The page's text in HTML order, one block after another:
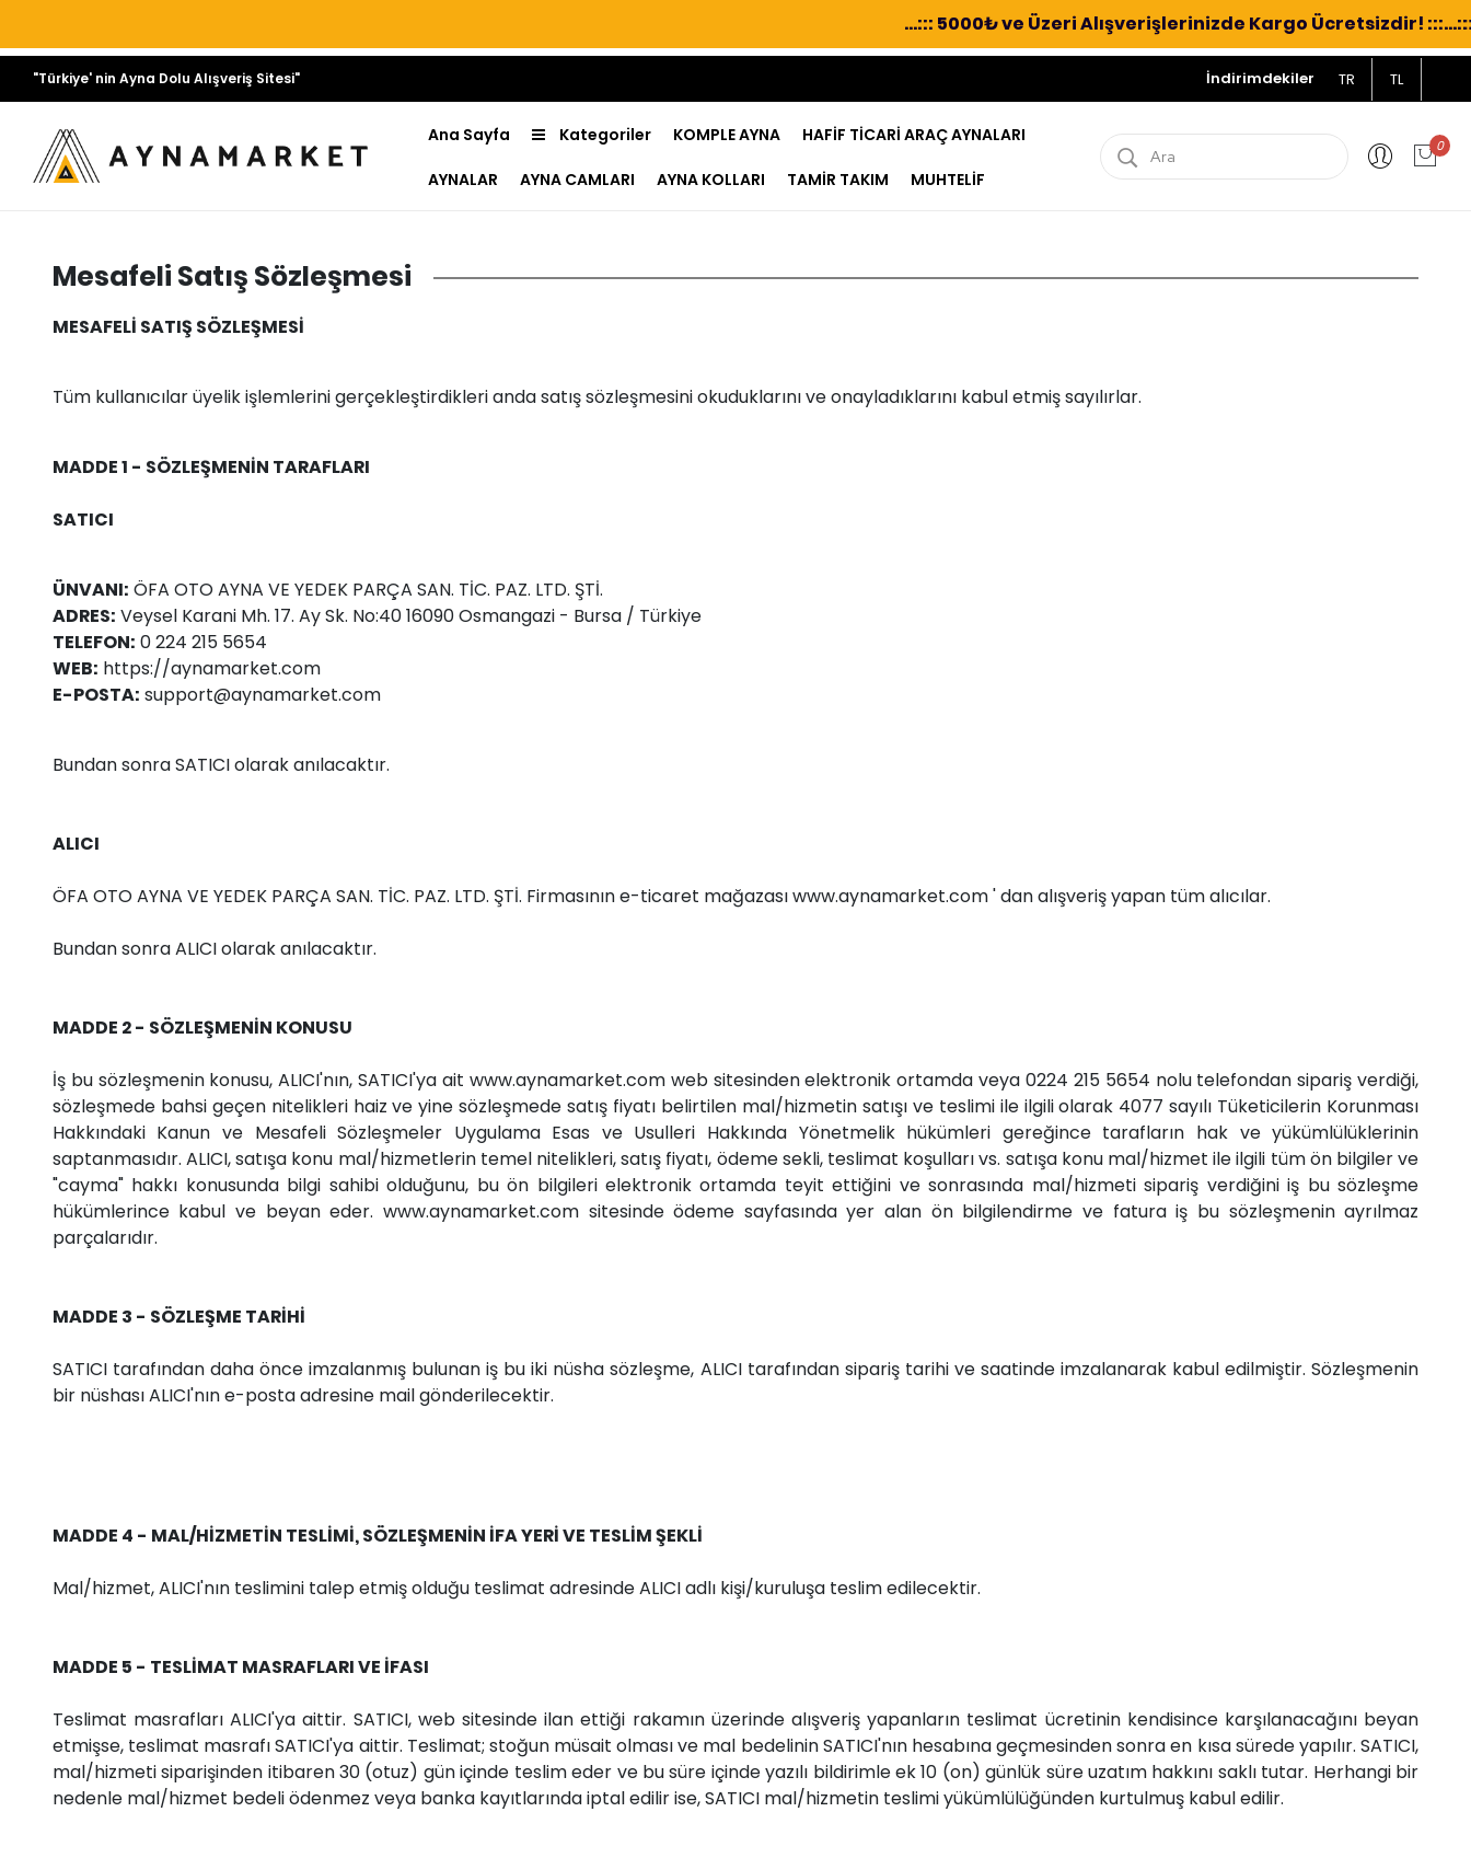
...::: 5000₺ ve Üzeri Alışverişlerinizde Kargo Ücretsizdir! :::...::: Ai
"Türkiye' nin Ayna Dolu Alışveriş Sitesi" TL
TR
İndirimdekiler
Ana Sayfa Kategoriler KOMPLE AYNA HAFİF TİCARİ ARAÇ AYNALARI
AYNALAR AYNA CAMLARI AYNA KOLLARI TAMİR TAKIM MUHTELİF
0
Mesafeli Satış Sözleşmesi
MESAFELİ SATIŞ SÖZLEŞMESİ
Tüm kullanıcılar üyelik işlemlerini gerçekleştirdikleri anda satış sözleşmesini okuduklarını ve onayladıklarını kabul etmiş sayılırlar.
MADDE 1 - SÖZLEŞMENİN TARAFLARI
SATICI
ÜNVANI: ÖFA OTO AYNA VE YEDEK PARÇA SAN. TİC. PAZ. LTD. ŞTİ.
ADRES: Veysel Karani Mh. 17. Ay Sk. No:40 16090 Osmangazi - Bursa / Türkiye
TELEFON: 0 224 215 5654
WEB: https://aynamarket.com
E-POSTA: support@aynamarket.com
Bundan sonra SATICI olarak anılacaktır.
ALICI
ÖFA OTO AYNA VE YEDEK PARÇA SAN. TİC. PAZ. LTD. ŞTİ. Firmasının e-ticaret mağazası www.aynamarket.com ' dan alışveriş yapan tüm alıcılar.
Bundan sonra ALICI olarak anılacaktır.
MADDE 2 - SÖZLEŞMENİN KONUSU
İş bu sözleşmenin konusu, ALICI'nın, SATICI'ya ait www.aynamarket.com web sitesinden elektronik ortamda veya 0224 215 5654 nolu telefondan sipariş verdiği,
sözleşmede bahsi geçen nitelikleri haiz ve yine sözleşmede satış fiyatı belirtilen mal/hizmetin satışı ve teslimi ile ilgili olarak 4077 sayılı Tüketicilerin Korunması
Hakkındaki Kanun ve Mesafeli Sözleşmeler Uygulama Esas ve Usulleri Hakkında Yönetmelik hükümleri gereğince tarafların hak ve yükümlülüklerinin
saptanmasıdır. ALICI, satışa konu mal/hizmetlerin temel nitelikleri, satış fiyatı, ödeme sekli, teslimat koşulları vs. satışa konu mal/hizmet ile ilgili tüm ön bilgiler ve
"cayma" hakkı konusunda bilgi sahibi olduğunu, bu ön bilgileri elektronik ortamda teyit ettiğini ve sonrasında mal/hizmeti sipariş verdiğini iş bu sözleşme
hükümlerince kabul ve beyan eder. www.aynamarket.com sitesinde ödeme sayfasında yer alan ön bilgilendirme ve fatura iş bu sözleşmenin ayrılmaz
parçalarıdır.
MADDE 3 - SÖZLEŞME TARİHİ
SATICI tarafından daha önce imzalanmış bulunan iş bu iki nüsha sözleşme, ALICI tarafından sipariş tarihi ve saatinde imzalanarak kabul edilmiştir. Sözleşmenin
bir nüshası ALICI'nın e-posta adresine mail gönderilecektir.
MADDE 4 - MAL/HİZMETİN TESLİMİ, SÖZLEŞMENİN İFA YERİ VE TESLİM ŞEKLİ
Mal/hizmet, ALICI'nın teslimini talep etmiş olduğu teslimat adresinde ALICI adlı kişi/kuruluşa teslim edilecektir.
MADDE 5 - TESLİMAT MASRAFLARI VE İFASI
Teslimat masrafları ALICI'ya aittir. SATICI, web sitesinde ilan ettiği rakamın üzerinde alışveriş yapanların teslimat ücretinin kendisince karşılanacağını beyan
etmişse, teslimat masrafı SATICI'ya aittir. Teslimat; stoğun müsait olması ve mal bedelinin SATICI'nın hesabına geçmesinden sonra en kısa sürede yapılır. SATICI,
mal/hizmeti siparişinden itibaren 30 (otuz) gün içinde teslim eder ve bu süre içinde yazılı bildirimle ek 10 (on) günlük süre uzatım hakkını saklı tutar. Herhangi bir
nedenle mal/hizmet bedeli ödenmez veya banka kayıtlarında iptal edilir ise, SATICI mal/hizmetin teslimi yükümlülüğünden kurtulmuş kabul edilir.